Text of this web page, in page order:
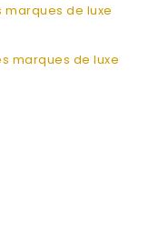
de luxe
marques de luxe